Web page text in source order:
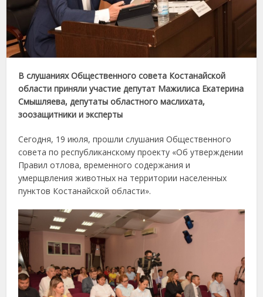
В слушаниях Общественного совета Костанайской
области приняли участие депутат Мажилиса Екатерина
Смышляева, депутаты областного маслихата,
зоозащитники и эксперты
Сегодня, 19 июля, прошли слушания Общественного
совета по республиканскому проекту «Об утверждении
Правил отлова, временного содержания и
умерщвления животных на территории населенных
пунктов Костанайской области».